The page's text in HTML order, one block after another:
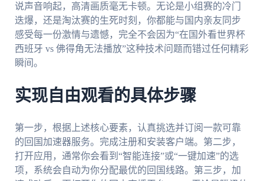
说声音响起，高清画质毫无卡顿。无论是小组赛的冷门
迭爆，还是淘汰赛的生死时刻，你都能与国内亲友同步
感受每一份激情与遗憾，完全不会因为“在国外看世界杯
西班牙 vs 佛得角无法播放”这种技术问题而错过任何精彩
瞬间。
实现自由观看的具体步骤
第一步，根据上述核心要素，认真挑选并订阅一款可靠
的回国加速器服务。完成注册和安装客户端。第二步，
打开应用，通常你会看到“智能连接”或“一键加速”的选
项，系统会自动为你分配最优的回国线路。第三步，加